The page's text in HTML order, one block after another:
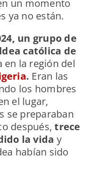
un momento
ya no están.
un grupo de
católica de
en la región del
. Eran las
los hombres
el lugar,
se preparaban
después,trece
la vida y
habían sido